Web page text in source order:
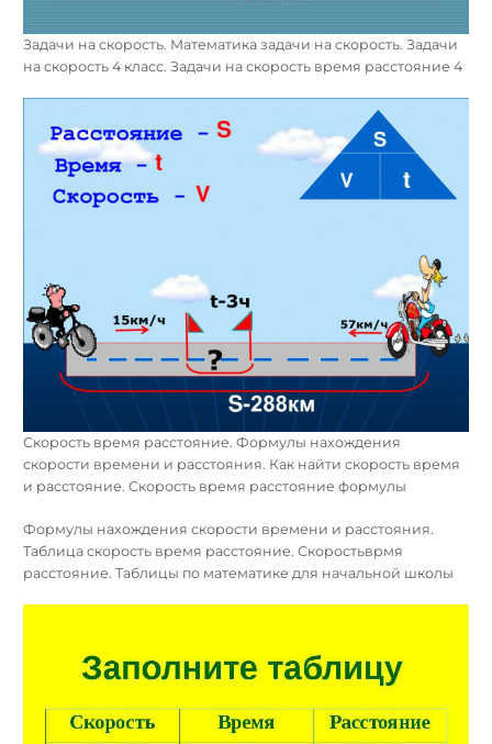
Задачи на скорость. Математика задачи на скорость. Задачи
на скорость 4 класс. Задачи на скорость время расстояние 4
Скорость время расстояние. Формулы нахождения
скорости времени и расстояния. Как найти скорость время
и расстояние. Скорость время расстояние формулы
Формулы нахождения скорости времени и расстояния.
Таблица скорость время расстояние. Скоростьврмя
расстояние. Таблицы по математике для начальной школы